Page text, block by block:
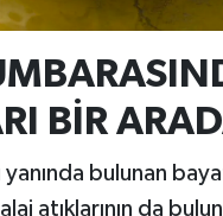
BİR
bulunan
atıklarının da